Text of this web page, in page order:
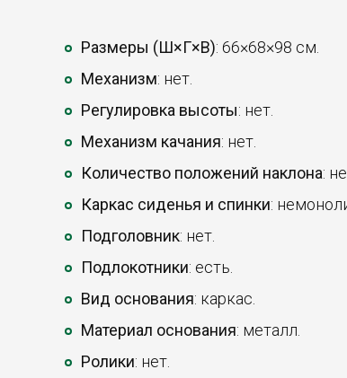
Размеры (Ш×Г×В): 66×68×98 см.
Механизм: нет.
Регулировка высоты: нет.
Механизм качания: нет.
Количество положений наклона:
Каркас сиденья и спинки:
Подголовник: нет.
Подлокотники: есть.
Вид основания: каркас.
Материал основания: металл.
Ролики: нет.